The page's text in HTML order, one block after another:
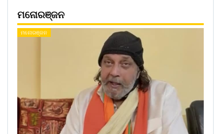
ମନୋରଞ୍ଜନ
ମନୋରଞ୍ଜନ